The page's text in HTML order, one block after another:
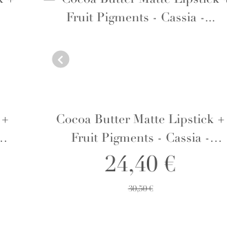
Cocoa Butter Matte Lipstick +
Fruit Pigments - Cassia -
Lippenstift
24,40 €
30,50 €